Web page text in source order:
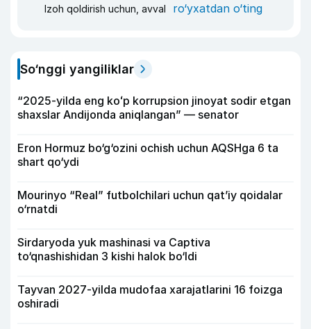
Izoh qoldirish uchun, avval ro‘yxatdan o‘ting
So‘nggi yangiliklar
“2025-yilda eng koʻp korrupsion jinoyat sodir etgan
shaxslar Andijonda aniqlangan” — senator
Eron Hormuz bo‘g‘ozini ochish uchun AQSHga 6 ta
shart qo‘ydi
Mourinyo “Real” futbolchilari uchun qat’iy qoidalar
o‘rnatdi
Sirdaryoda yuk mashinasi va Captiva
to‘qnashishidan 3 kishi halok bo‘ldi
Tayvan 2027-yilda mudofaa xarajatlarini 16 foizga
oshiradi